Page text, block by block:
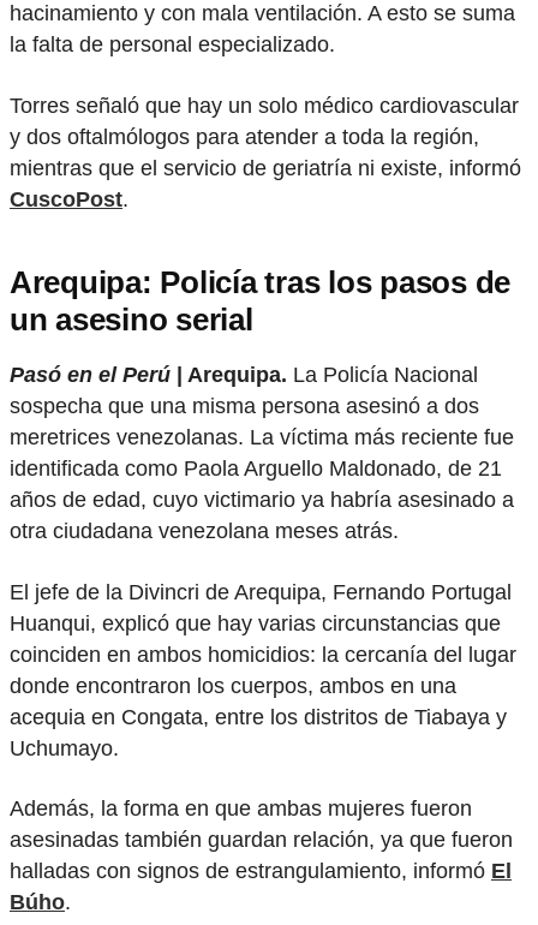
hacinamiento y con mala ventilación. A esto se suma
la falta de personal especializado.
Torres señaló que hay un solo médico cardiovascular
y dos oftalmólogos para atender a toda la región,
mientras que el servicio de geriatría ni existe, informó
CuscoPost.
Arequipa: Policía tras los pasos de
un asesino serial
Pasó en el Perú | Arequipa. La Policía Nacional
sospecha que una misma persona asesinó a dos
meretrices venezolanas. La víctima más reciente fue
identificada como Paola Arguello Maldonado, de 21
años de edad, cuyo victimario ya habría asesinado a
otra ciudadana venezolana meses atrás.
El jefe de la Divincri de Arequipa, Fernando Portugal
Huanqui, explicó que hay varias circunstancias que
coinciden en ambos homicidios: la cercanía del lugar
donde encontraron los cuerpos, ambos en una
acequia en Congata, entre los distritos de Tiabaya y
Uchumayo.
Además, la forma en que ambas mujeres fueron
asesinadas también guardan relación, ya que fueron
halladas con signos de estrangulamiento, informó El
Búho.